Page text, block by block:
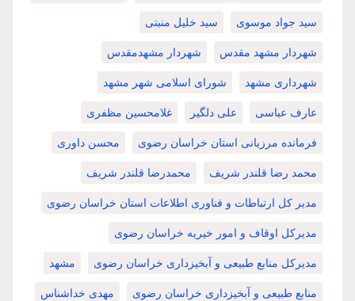
سید جواد موسوی سید خلیل منبتی
شهردار مشهد مقدس شهردار مشهدمقدس
شهرداری مشهد شورای اسلامی شهر مشهد
عارف عباسی علی دلگیر غلامحسین مظفری
فرمانده مرزبانی استان خراسان رضوی محسن داوری
محمد رضا قلندر شریف محمدرضا قلندر شریف
مدیر کل ارتباطات و فناوری اطلاعات استان خراسان رضوی
مدیرکل اوقاف و امور خیریه خراسان رضوی
مدیرکل منابع طبیعی و آبخیزداری خراسان رضوی مشهد
منابع طبیعی و آبخیزداری خراسان رضوی مهدی خداشناس